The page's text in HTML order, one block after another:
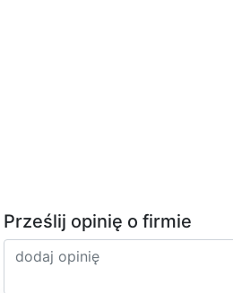
Prześlij opinię o firmie